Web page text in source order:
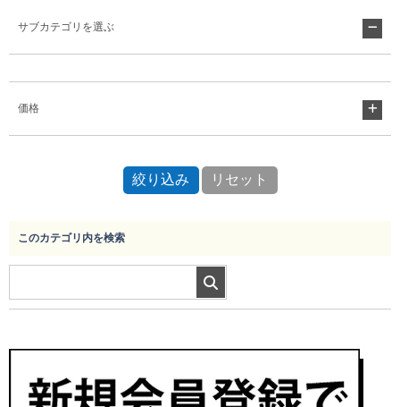
サブカテゴリを選ぶ
価格
このカテゴリ内を検索